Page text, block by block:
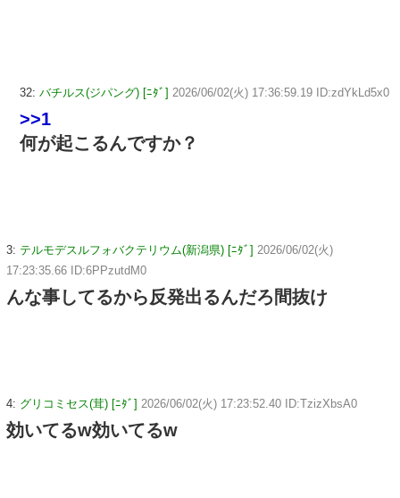
32: バチルス(ジパング) [ﾆﾀﾞ] 2026/06/02(火) 17:36:59.19 ID:zdYkLd5x0
>>1
何が起こるんですか？
3: テルモデスルフォバクテリウム(新潟県) [ﾆﾀﾞ] 2026/06/02(火)
17:23:35.66 ID:6PPzutdM0
んな事してるから反発出るんだろ間抜け
4: グリコミセス(茸) [ﾆﾀﾞ] 2026/06/02(火) 17:23:52.40 ID:TzizXbsA0
効いてるw効いてるw